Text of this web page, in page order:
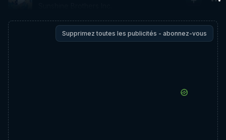
Supprimez toutes les publicités - abonnez-vous